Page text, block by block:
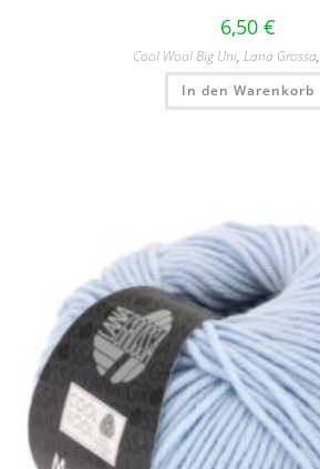
6,50 €
Cool Wool Big Uni, Lana Grossa,
In den Warenkorb